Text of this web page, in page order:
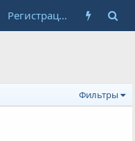
Регистрация
Фильтры